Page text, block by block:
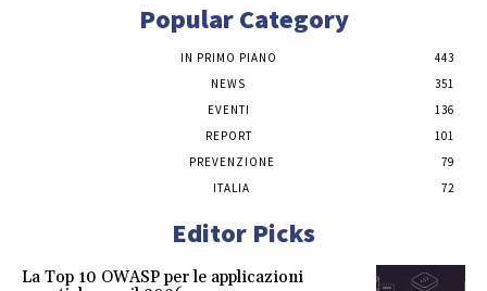
Popular Category
IN PRIMO PIANO
443
NEWS
351
EVENTI
136
REPORT
101
PREVENZIONE
79
ITALIA
72
Editor Picks
La Top 10 OWASP per le applicazioni